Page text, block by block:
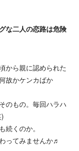
な二人の恋路は危険
から親に認められた
故かケンカばか
のもの。毎回ハラハ
くのか。
ってみませんか♬